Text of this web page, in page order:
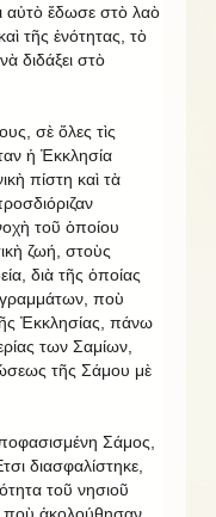
αὐτὸ ἔδωσε στὸ λαὸ
τῆς ἑνότητας, τὸ
διδάξει στὸ
σὲ ὅλες τὶς
ἡ Ἐκκλησία
πίστη καὶ τὰ
τοῦ ὁποίου
ζωή, στοὺς
διὰ τῆς ὁποίας
ποὺ
Ἐκκλησίας, πάνω
των Σαμίων,
τῆς Σάμου μὲ
Σάμος,
διασφαλίστηκε,
τοῦ νησιοῦ